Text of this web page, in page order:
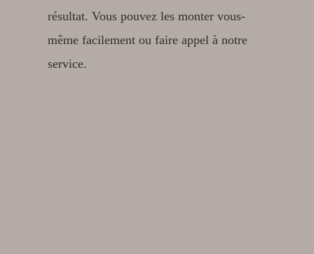
résultat. Vous pouvez les monter vous-
même facilement ou faire appel à notre
service.